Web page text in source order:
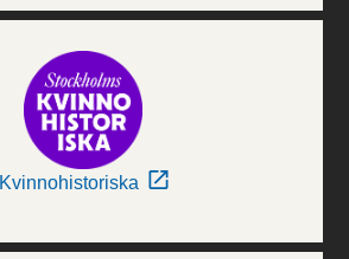
Kvinnohistoriska